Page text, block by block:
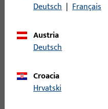
PDF (1MB)
Deutsch | Français
Austria
Deutsch
Croacia
Hrvatski